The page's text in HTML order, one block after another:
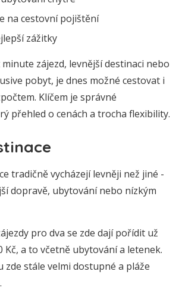
na cestovní pojištění
zážitky
zájezd, levnější destinaci nebo
pobyt, je dnes možné cestovat i
Klíčem je správné
přehled o cenách a trocha flexibility.
tradičně vycházejí levněji než jiné -
dopravě, ubytování nebo nízkým
pro dva se zde dají pořídit už
Kč, a to včetně ubytování a letenek.
zde stále velmi dostupné a pláže